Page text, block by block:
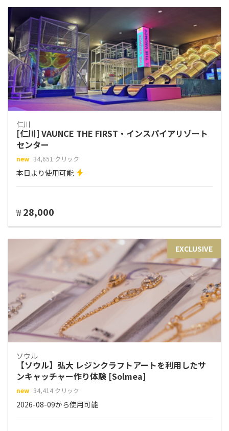
仁川
[仁川] VAUNCE THE FIRST・インスパイアリゾート
センター
new 34,651 クリック
本日より使用可能
₩ 28,000
EXCLUSIVE
ソウル
【ソウル】弘大 レジンクラフトアートを利用したサ
ンキャッチャー作り体験 [Solmea]
new 34,414 クリック
2026-08-09から使用可能